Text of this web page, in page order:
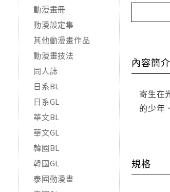
動漫畫冊
動漫設定集
其他動漫畫作品
動漫畫技法
同人誌
日系BL
日系GL
華文BL
華文GL
韓國BL
韓國GL
泰國動漫畫
內容簡介
寄生在
的少年
規格